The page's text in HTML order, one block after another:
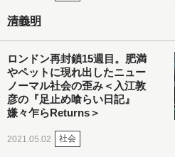
清義明
ロンドン再封鎖15週目。肥満
やペットに現れ出したニュー
ノーマル社会の歪み＜入江敦
彦の『足止め喰らい日記』
嫌々乍らReturns＞
2021.05.02 社会